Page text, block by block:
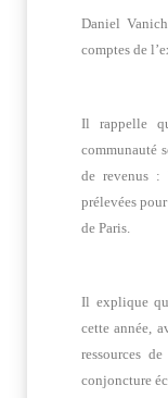
Daniel
comptes de
Il rappelle
communauté
de revenus :
prélevées
de Paris.
Il explique
cette année,
ressources
conjoncture